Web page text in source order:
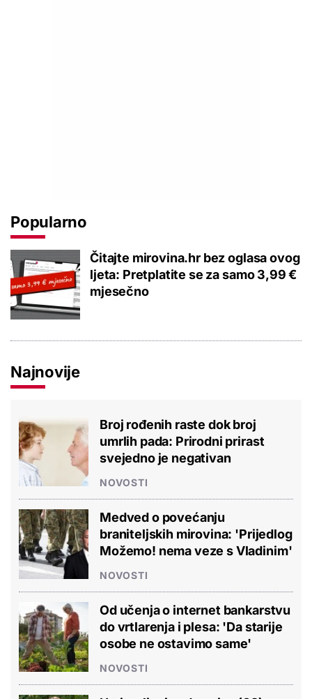
Popularno
Čitajte mirovina.hr bez oglasa ovog
ljeta: Pretplatite se za samo 3,99 €
mjesečno
Najnovije
Broj rođenih raste dok broj
umrlih pada: Prirodni prirast
svejedno je negativan
NOVOSTI
Medved o povećanju
braniteljskih mirovina: 'Prijedlog
Možemo! nema veze s Vladinim'
NOVOSTI
Od učenja o internet bankarstvu
do vrtlarenja i plesa: 'Da starije
osobe ne ostavimo same'
NOVOSTI